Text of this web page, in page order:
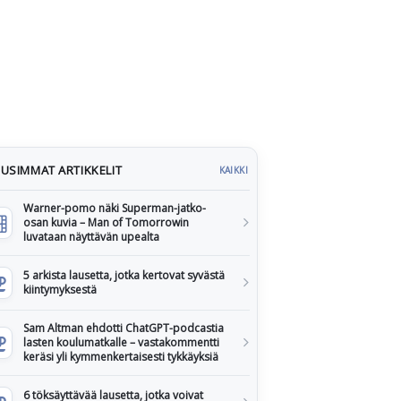
ARTIKKELIT KAIKKI
Warner-pomo näki Superman-jatko-
osan kuvia – Man of Tomorrowin
luvataan näyttävän upealta
5 arkista lausetta, jotka kertovat syvästä
kiintymyksestä
Sam Altman ehdotti ChatGPT-podcastia
lasten koulumatkalle – vastakommentti
keräsi yli kymmenkertaisesti tykkäyksiä
6 töksäyttävää lausetta, jotka voivat